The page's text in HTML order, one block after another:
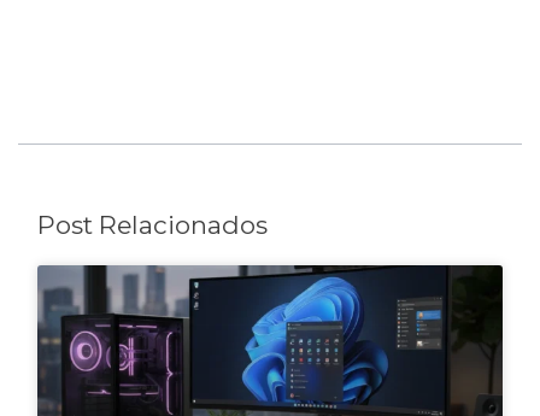
Post Relacionados